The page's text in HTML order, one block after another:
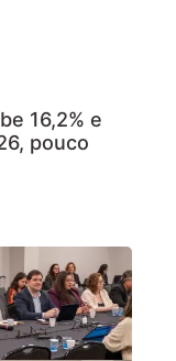
16,2% e
pouco